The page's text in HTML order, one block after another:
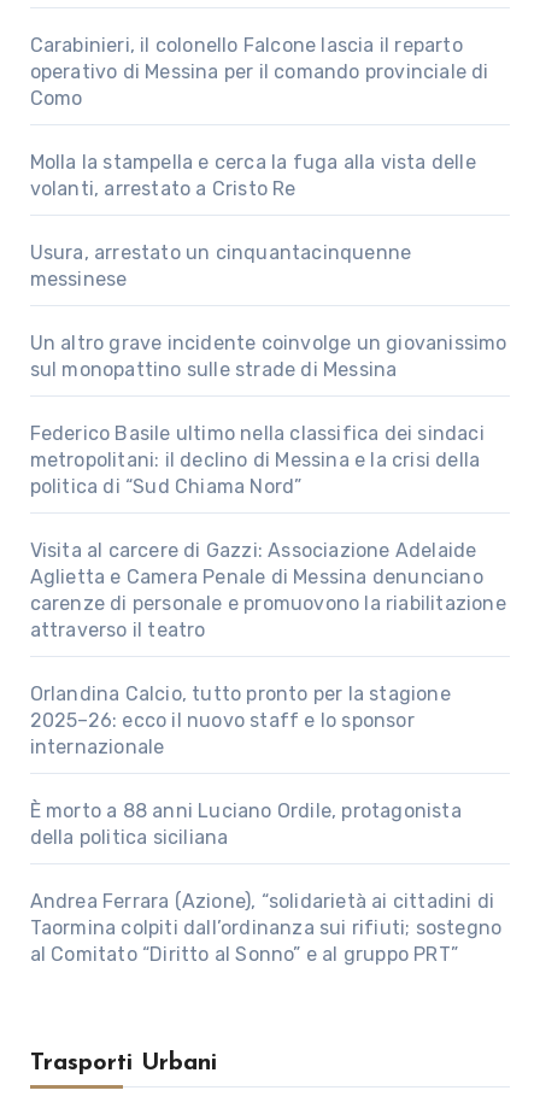
Carabinieri, il colonello Falcone lascia il reparto
operativo di Messina per il comando provinciale di
Como
Molla la stampella e cerca la fuga alla vista delle
volanti, arrestato a Cristo Re
Usura, arrestato un cinquantacinquenne
messinese
Un altro grave incidente coinvolge un giovanissimo
sul monopattino sulle strade di Messina
Federico Basile ultimo nella classifica dei sindaci
metropolitani: il declino di Messina e la crisi della
politica di “Sud Chiama Nord”
Visita al carcere di Gazzi: Associazione Adelaide
Aglietta e Camera Penale di Messina denunciano
carenze di personale e promuovono la riabilitazione
attraverso il teatro
Orlandina Calcio, tutto pronto per la stagione
2025–26: ecco il nuovo staff e lo sponsor
internazionale
È morto a 88 anni Luciano Ordile, protagonista
della politica siciliana
Andrea Ferrara (Azione), “solidarietà ai cittadini di
Taormina colpiti dall’ordinanza sui rifiuti; sostegno
al Comitato “Diritto al Sonno” e al gruppo PRT”
Trasporti Urbani